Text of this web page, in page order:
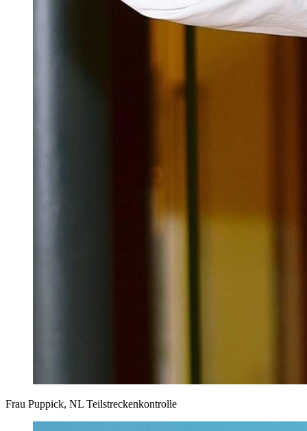
Frau Puppick, NL Teilstreckenkontrolle